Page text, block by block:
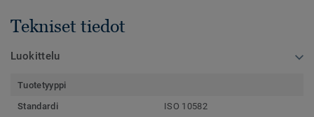
Tekniset tiedot
Luokittelu
Tuotetyyppi
Standardi
ISO 10582